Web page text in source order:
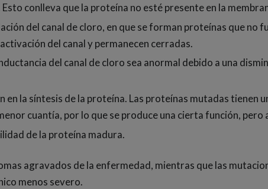
conlleva que la proteína no esté presente en la
del canal de cloro, en que se forman proteínas que no
del canal y permanecen cerradas.
del canal de cloro sea anormal debido a una
en la síntesis de la proteína. Las proteínas mutadas tienen
cuantía, por lo que se produce una cierta función, pero
de la proteína madura.
agravados de la enfermedad, mientras que las
menos severo.